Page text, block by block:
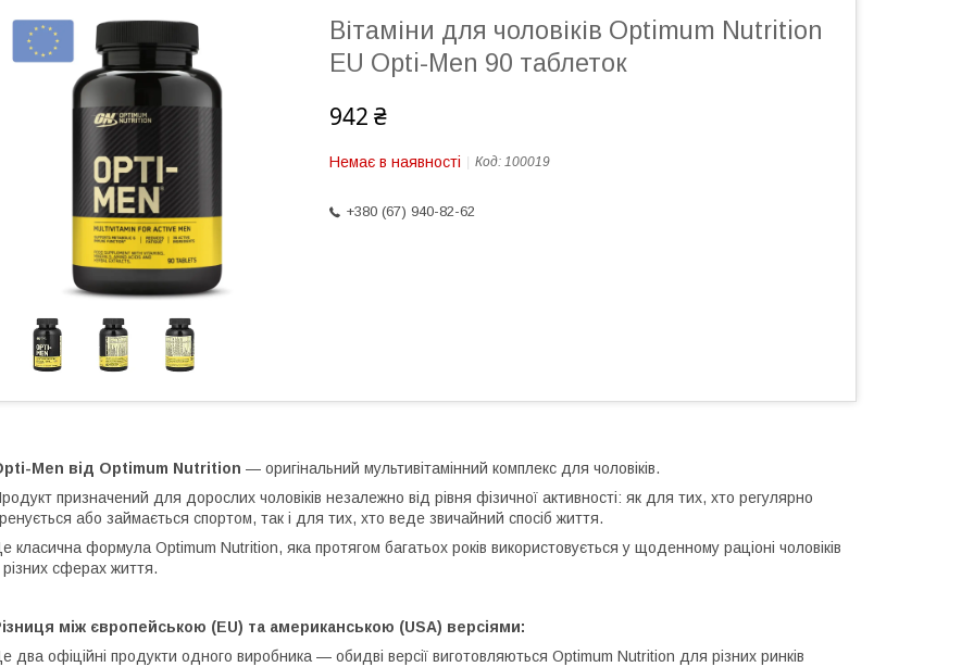
Вітаміни для чоловіків Optimum Nutrition
EU Opti-Men 90 таблеток
942 ₴
Немає в наявності Код: 100019
+380 (67) 940-82-62
Men від Optimum Nutrition — оригінальний мультивітамінний комплекс для чоловіків.
призначений для дорослих чоловіків незалежно від рівня фізичної активності: як для тих, хто регулярно
або займається спортом, так і для тих, хто веде звичайний спосіб життя.
класична формула Optimum Nutrition, яка протягом багатьох років використовується у щоденному раціоні чоловіків
різних сферах життя.
між європейською (EU) та американською (USA) версіями:
два офіційні продукти одного виробника — обидві версії виготовляються Optimum Nutrition для різних ринків